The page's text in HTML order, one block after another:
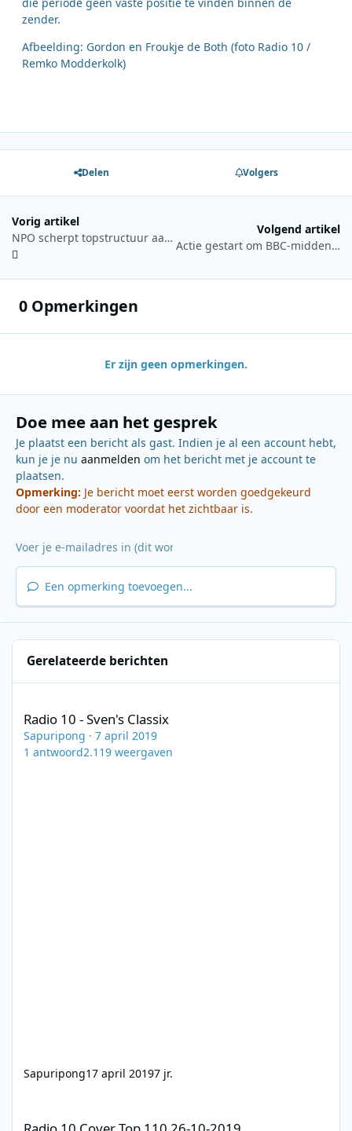
zender.
Afbeelding: Gordon en Froukje de Both (foto Radio 10 /
Remko Modderkolk)
Delen Volgers
Vorig artikel
NPO scherpt topstructuur aan met minder directies en directeuren
Volgend artikel
Actie gestart om BBC-middengolfuitzendingen te behouden
0 Opmerkingen
Er zijn geen opmerkingen.
Doe mee aan het gesprek
Je plaatst een bericht als gast. Indien je al een account hebt,
kun je je nu aanmelden om het bericht met je account te
plaatsen.
Opmerking: Je bericht moet eerst worden goedgekeurd
door een moderator voordat het zichtbaar is.
Een opmerking toevoegen...
Gerelateerde berichten
Radio 10 - Sven's Classix
Sapuripong · 7 april 2019
1 antwoord2.119 weergaven
Sapuripong17 april 20197 jr.